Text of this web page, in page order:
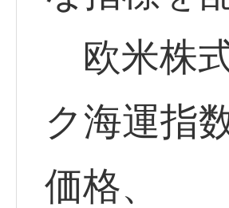
欧米株
ク海運指
価格、